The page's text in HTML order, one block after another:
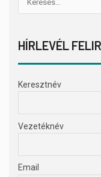
HÍRLEVÉL
Keresztnév
Vezetéknév
Email